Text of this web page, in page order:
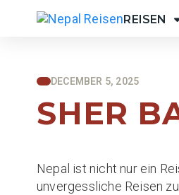
REISEN
DECEMBER 5, 2025
SHER
Nepal ist nicht nur ein
unvergessliche Reisen